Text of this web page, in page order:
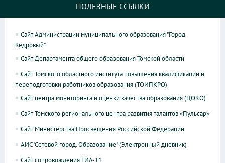
ПОЛЕЗНЫЕ ССЫЛКИ
Сайт Администрации муниципального образования "Город
Кедровый"
Сайт Департамента общего образования Томской области
Сайт Томского областного института повышения квалификации и
переподготовки работников образования (ТОИПКРО)
Сайт центра мониторинга и оценки качества образования (ЦОКО)
Сайт Томского регионального центра развития талантов «Пульсар»
Сайт Министерства Просвещения Российской Федерации
АИС "Сетевой город. Образование" (Электронный дневник)
Сайт сопровождения ГИА-11